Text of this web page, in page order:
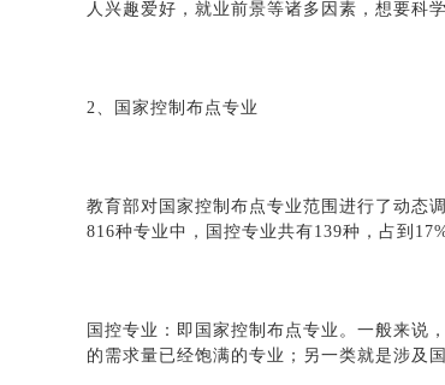
人兴趣爱好，就业前景等诸多因素，想要科
2、国家控制布点专业
教育部对国家控制布点专业范围进行了动态
816种专业中，国控专业共有139种，占到17%
国控专业：即国家控制布点专业。一般来说
的需求量已经饱满的专业；另一类就是涉及